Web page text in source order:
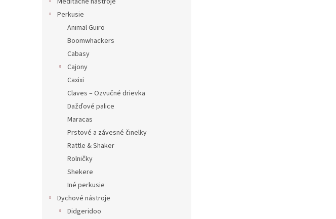
Perkusie
Animal Guiro
Boomwhackers
Cabasy
Cajony
Caxixi
Claves – Ozvučné drievka
Dažďové palice
Maracas
Prstové a závesné činelky
Rattle & Shaker
Rolničky
Shekere
Iné perkusie
Dychové nástroje
Didgeridoo